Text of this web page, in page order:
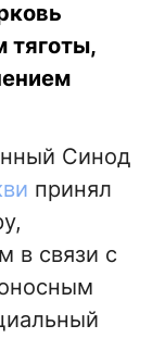
тяготы,
Синод
принял
в связи с